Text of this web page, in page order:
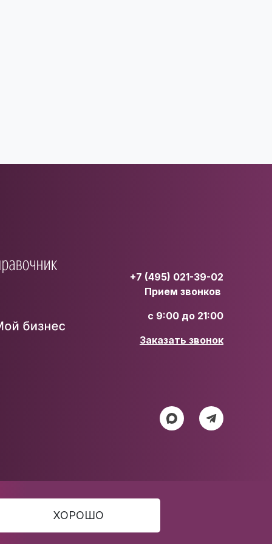
ХОРОШО
+7 (495) 021-39-02
Прием звонков
с 9:00 до 21:00
Заказать звонок